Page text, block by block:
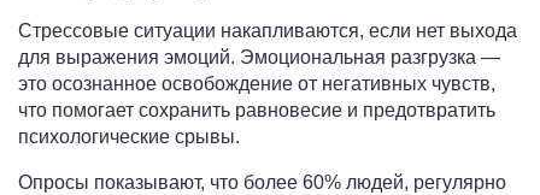
Стрессовые ситуации накапливаются, если нет выхода
для выражения эмоций. Эмоциональная разгрузка —
это осознанное освобождение от негативных чувств,
что помогает сохранить равновесие и предотвратить
психологические срывы.
Опросы показывают, что более 60% людей, регулярно